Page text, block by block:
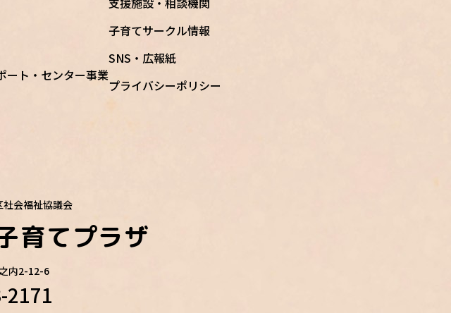
ート・センター事業
子育てサークル情報
SNS・広報紙
プライバシーポリシー
会福祉協議会
育てプラザ
内2-12-6
2171